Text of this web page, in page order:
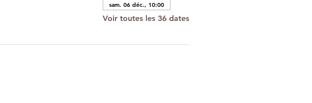
sam. 06 déc., 10:00
Voir toutes les 36 dates